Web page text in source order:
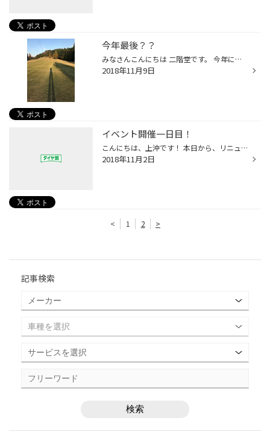
今年最後？？
みなさんこんにちは 二階堂です。 今年に入って 下松店スタッフで大人気の ゴルフ！！ 先日行ってきました！！ 1球１球大切に、そして丁寧に・・・ 楽しんできました。 ほんのりと紅葉が進んで冬になります。 私たちのお仕事は 冬は大変忙しくとてもゴルフができる状態ではなく、 おそらく今年最後...
2018年11月9日
イベント開催一日目！
こんにちは、上沖です！ 本日から、リニューアル１周年感謝祭を開催しています！ 様々な商品がお買い得になっています！ 明日、明後日も開催していますのでお時間のある方は、 ぜひ、この機会にお越しください！
2018年11月2日
< 1 2 >
記事検索